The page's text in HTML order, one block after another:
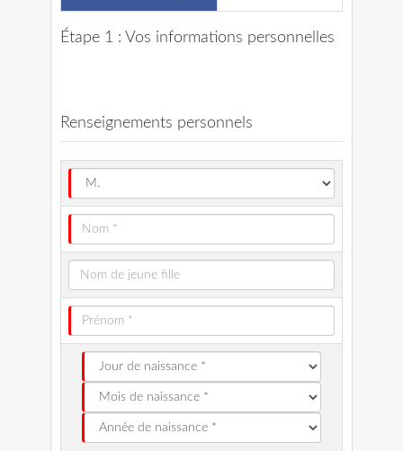
Étape 1 : Vos informations personnelles
Renseignements personnels